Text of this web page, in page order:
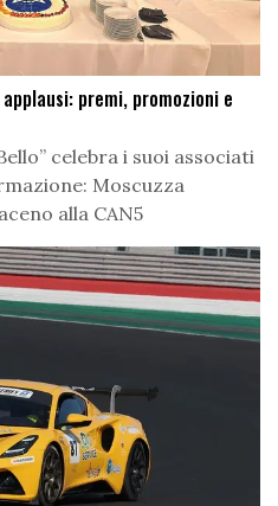
premi, promozioni e
celebra i suoi associati
Moscuzza
alla CAN5